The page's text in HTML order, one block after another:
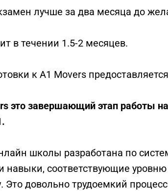
лучше за два месяца до
в течении 1.5-2 месяцев.
к A1 Movers
это завершающий этап работы
школы разработана по
навыки, соответствующие
Это довольно трудоемкий